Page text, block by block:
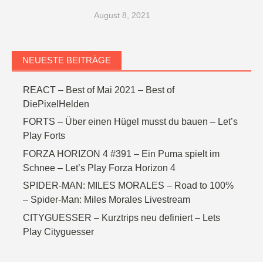
August 8, 2021
NEUESTE BEITRÄGE
REACT – Best of Mai 2021 – Best of
DiePixelHelden
FORTS – Über einen Hügel musst du bauen – Let’s
Play Forts
FORZA HORIZON 4 #391 – Ein Puma spielt im
Schnee – Let’s Play Forza Horizon 4
SPIDER-MAN: MILES MORALES – Road to 100%
– Spider-Man: Miles Morales Livestream
CITYGUESSER – Kurztrips neu definiert – Lets
Play Cityguesser